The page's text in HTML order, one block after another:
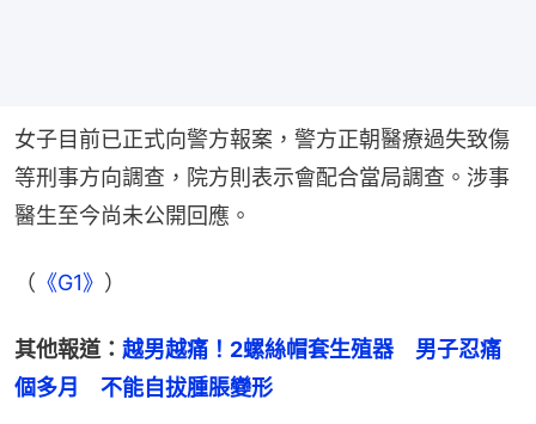
女子目前已正式向警方報案，警方正朝醫療過失致傷
等刑事方向調查，院方則表示會配合當局調查。涉事
醫生至今尚未公開回應。
（ 《G1》 ）
其他報道： 越男越痛！2螺絲帽套生殖器　男子忍痛
個多月　不能自拔腫脹變形